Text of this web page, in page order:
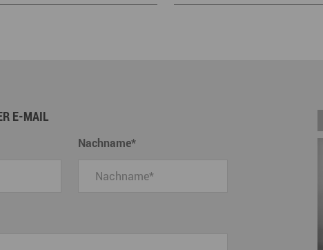
E-MAIL
Nachname*